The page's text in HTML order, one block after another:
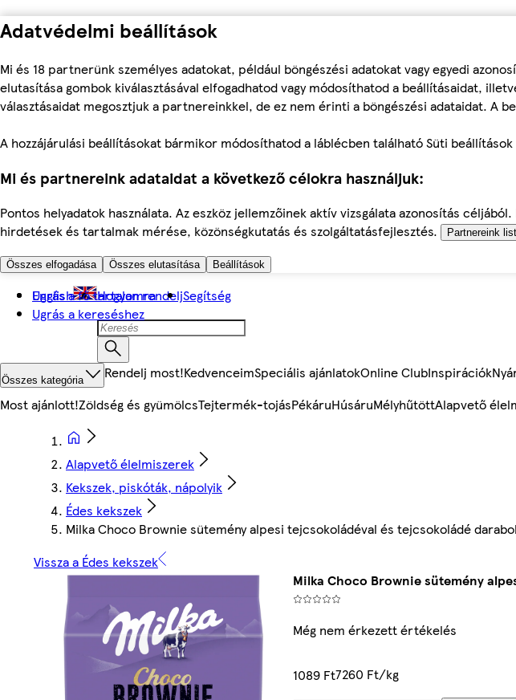
Adatvédelmi beállítások
Mi és 18 partnerünk személyes adatokat, például böngészési adatokat vagy egyedi
elutasítása gombok kiválasztásával elfogadhatod vagy módosíthatod a beállításaidat,
választásaidat megosztjuk a partnereinkkel, de ez nem érinti a böngészési adataidat. A
A hozzájárulási beállításokat bármikor módosíthatod a láblécben található Süti
Mi és partnereink adataidat a következő célokra használjuk:
Pontos helyadatok használata. Az eszköz jellemzőinek aktív vizsgálata azonosítás
hirdetések és tartalmak mérése, közönségkutatás és szolgáltatásfejlesztés.
Partnereink
Összes elfogadása Összes elutasítása Beállítások
Ugrás a fő tartalomra
Ugrás a kereséshez
English Hogyan rendeljSegítség
Összes kategória Rendelj most!KedvenceimSpeciális ajánlatokOnline ClubInspirációk
Most ajánlott!Zöldség és gyümölcsTejtermék-tojásPékáruHúsáruMélyhűtöttAlapvető
Alapvető élelmiszerek
Kekszek, piskóták, nápolyik
Édes kekszek
Milka Choco Brownie sütemény alpesi tejcsokoládéval és tejcsokoládé
Vissza a Édes kekszek
Milka Choco Brownie sütemény
Még nem érkezett értékelés
1089 Ft7260 Ft/kg